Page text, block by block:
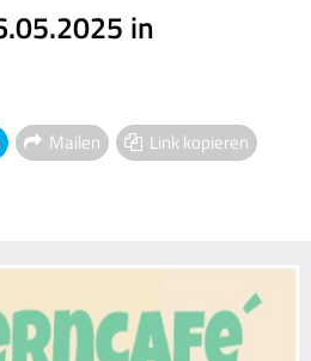
in
Mailen Link kopieren